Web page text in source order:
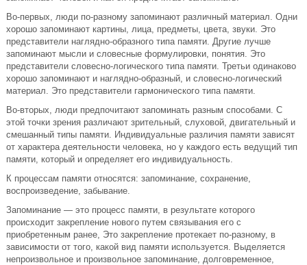
Во-первых, люди по-разному запоминают различный материал. Одни
хорошо запоминают картины, лица, предметы, цвета, звуки. Это
представители наглядно-образного типа памяти. Другие лучше
запоминают мысли и словесные формулировки, понятия. Это
представители словесно-логического типа памяти. Третьи одинаково
хорошо запоминают и наглядно-образный, и словесно-логический
материал. Это представители гармонического типа памяти.
Во-вторых, люди предпочитают запоминать разным способами. С
этой точки зрения различают зрительный, слуховой, двигательный и
смешанный типы памяти. Индивидуальные различия памяти зависят
от характера деятельности человека, но у каждого есть ведущий тип
памяти, который и определяет его индивидуальность.
К процессам памяти относятся: запоминание, сохранение,
воспроизведение, забывание.
Запоминание — это процесс памяти, в результате которого
происходит закрепление нового путем связывания его с
приобретенным ранее, Это закрепление протекает по-разному, в
зависимости от того, какой вид памяти используется. Выделяется
непроизвольное и произвольное запоминание, долговременное,